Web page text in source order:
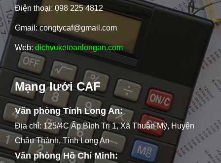
Điện thoại: 098 225 4812
Gmail: congtycaf@gmail.com
Web: dichvuketoanlongan.com
Mạng lưới CAF
Văn phòng Tỉnh Long An:
Địa chỉ: 125/4C Ấp Bình Trị 1, Xã Thuận Mỹ, Huyện
Châu Thành, Tỉnh Long An
Văn phòng Hồ Chí Minh: